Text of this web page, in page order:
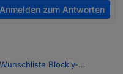
Anmelden zum Antworten
Wunschliste Blockly-